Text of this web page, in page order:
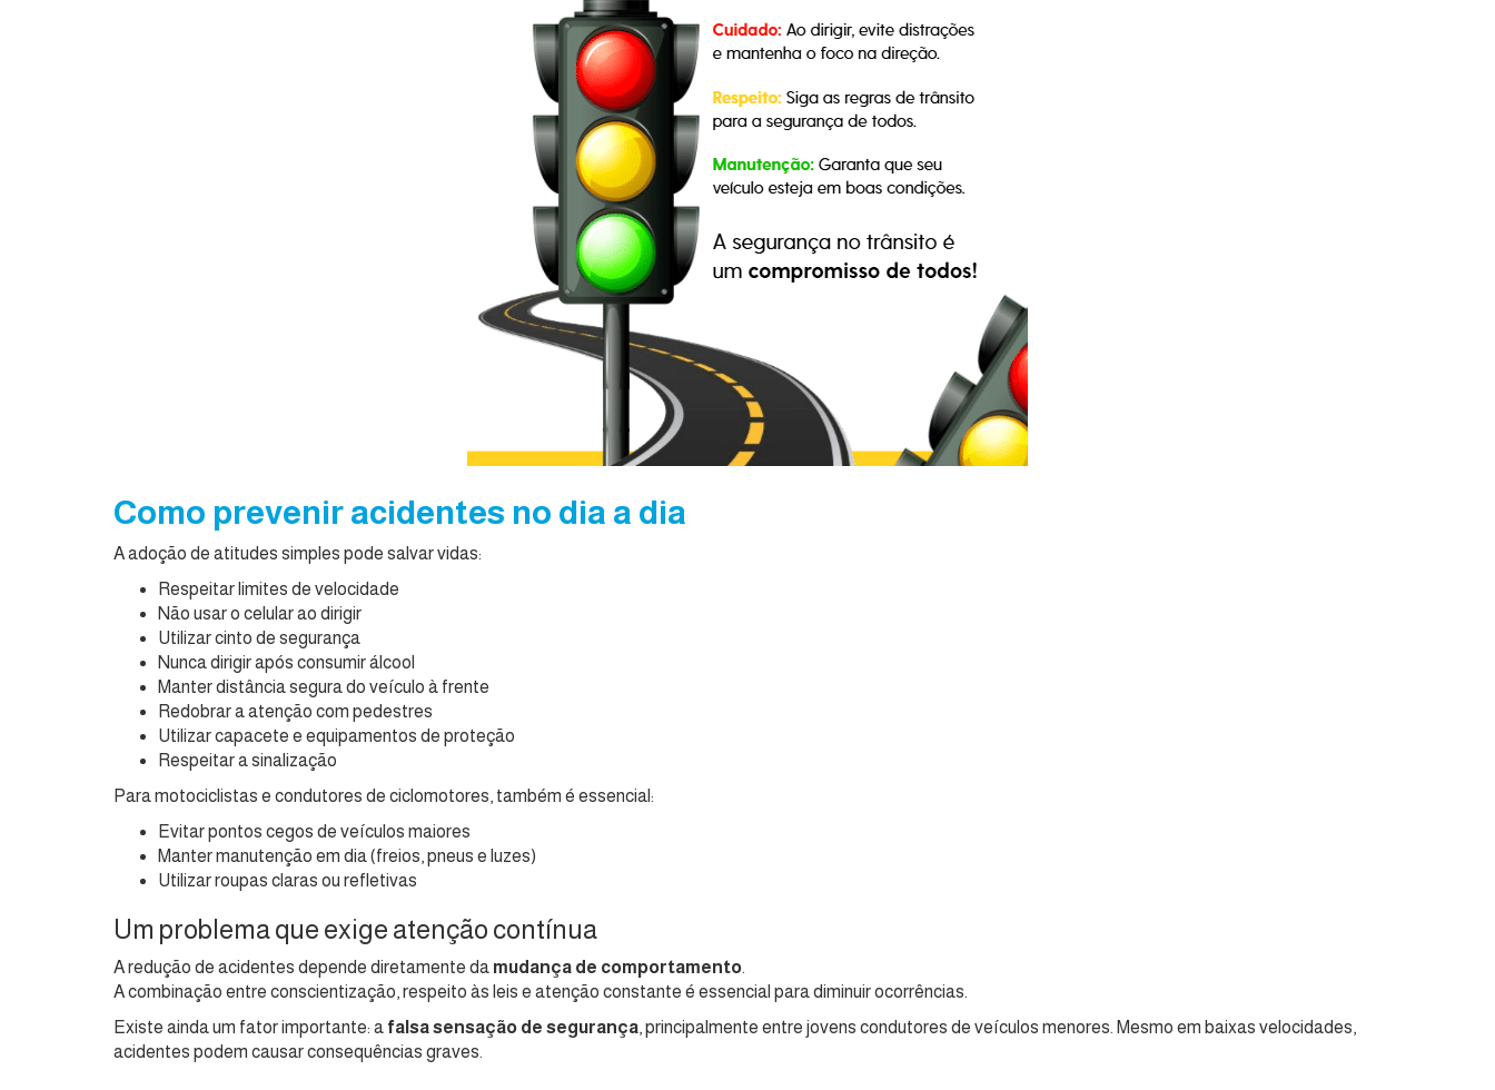
Como prevenir acidentes no dia a dia
A adoção de atitudes simples pode salvar vidas:
Respeitar limites de velocidade
Não usar o celular ao dirigir
Utilizar cinto de segurança
Nunca dirigir após consumir álcool
Manter distância segura do veículo à frente
Redobrar a atenção com pedestres
Utilizar capacete e equipamentos de proteção
Respeitar a sinalização
Para motociclistas e condutores de ciclomotores, também é essencial:
Evitar pontos cegos de veículos maiores
Manter manutenção em dia (freios, pneus e luzes)
Utilizar roupas claras ou refletivas
Um problema que exige atenção contínua
A redução de acidentes depende diretamente da mudança de comportamento.
A combinação entre conscientização, respeito às leis e atenção constante é essencial para diminuir ocorrências.
Existe ainda um fator importante: a falsa sensação de segurança, principalmente entre jovens condutores de veículos menores. Mesmo em baixas velocidades,
acidentes podem causar consequências graves.